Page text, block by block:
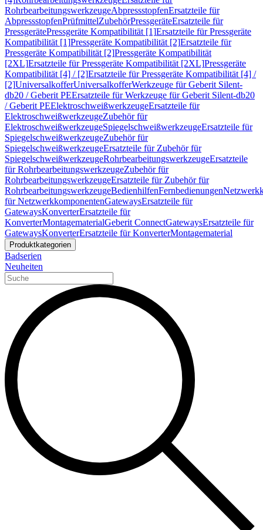
RohrbearbeitungswerkzeugeAbpressstopfenErsatzteile für
AbpressstopfenPrüfmittelZubehörPressgeräteErsatzteile für
PressgerätePressgeräte Kompatibilität [1]Ersatzteile für Pressgeräte
Kompatibilität [1]Pressgeräte Kompatibilität [2]Ersatzteile für
Pressgeräte Kompatibilität [2]Pressgeräte Kompatibilität
[2XL]Ersatzteile für Pressgeräte Kompatibilität [2XL]Pressgeräte
Kompatibilität [4] / [2]Ersatzteile für Pressgeräte Kompatibilität [4] /
[2]UniversalkofferUniversalkofferWerkzeuge für Geberit Silent-
db20 / Geberit PEErsatzteile für Werkzeuge für Geberit Silent-db20
/ Geberit PEElektroschweißwerkzeugeErsatzteile für
ElektroschweißwerkzeugeZubehör für
ElektroschweißwerkzeugeSpiegelschweißwerkzeugeErsatzteile für
SpiegelschweißwerkzeugeZubehör für
SpiegelschweißwerkzeugeErsatzteile für Zubehör für
SpiegelschweißwerkzeugeRohrbearbeitungswerkzeugeErsatzteile
für RohrbearbeitungswerkzeugeZubehör für
RohrbearbeitungswerkzeugeErsatzteile für Zubehör für
RohrbearbeitungswerkzeugeBedienhilfenFernbedienungen
für NetzwerkkomponentenGatewaysErsatzteile für
GatewaysKonverterErsatzteile für
KonverterMontagematerialGeberit ConnectGatewaysErsatzteile für
GatewaysKonverterErsatzteile für KonverterMontagematerial
Produktkategorien
Badserien
Neuheiten